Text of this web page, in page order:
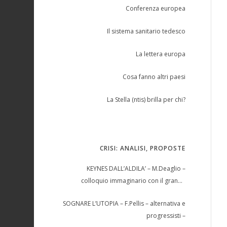
Conferenza europea
Il sistema sanitario tedesco
La lettera europa
Cosa fanno altri paesi
La Stella (ntis) brilla per chi?
CRISI: ANALISI, PROPOSTE
KEYNES DALL’ALDILA’ – M.Deaglio –
colloquio immaginario con il grande
SOGNARE L’UTOPIA – F.Pellis – alternativa e
progressisti –